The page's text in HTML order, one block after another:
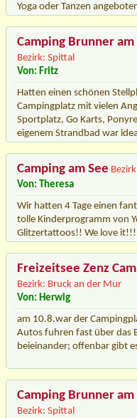
Yoga oder Tanzen
Camping Brunner am
Bezirk: Spittal
Von: Fritz
Hatten einen schönen
Campingplatz mit vielen
Sportplatz, Go Karts,
eigenem Strandbad war
Camping am See
Von: Theresa
Wir hatten 4 Tage einen
tolle Kinderprogramm von
Glitzertattoos!! We love it!!!
Freizeitsee Zenz
Bezirk: Bruck an der Mur
Von: Herwig
am 10.8.war der
Autos fuhren fast über das
beieinander; offenbar gibt
Camping Brunner am
Bezirk: Spittal